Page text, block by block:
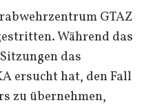
GTAZ
Während das
das
ersucht hat, den Fall
zu übernehmen,